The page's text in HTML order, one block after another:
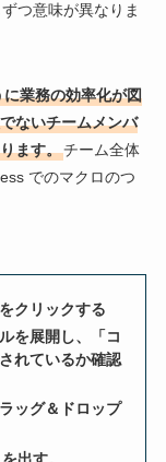
つ意味が異なりま
業務の効率化が図
ないチームメンバ
ます。チーム全体
でのマクロのつ
クリックする
を展開し、「コ
れているか確認
ッグ＆ドロップ